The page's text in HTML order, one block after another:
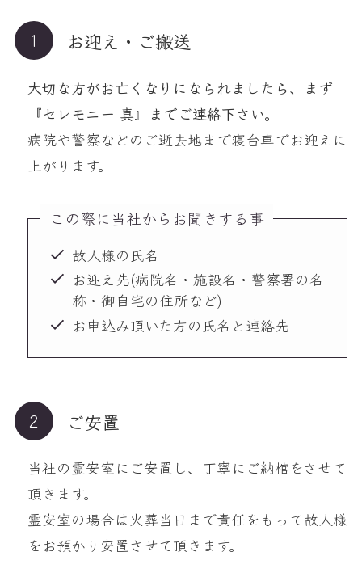
お迎え・ご搬送
大切な方がお亡くなりになられましたら、まず
『セレモニー 真』までご連絡下さい。
病院や警察などのご逝去地まで寝台車でお迎えに
上がります。
この際に当社からお聞きする事
故人様の氏名
お迎え先(病院名・施設名・警察署の名
称・御自宅の住所など)
お申込み頂いた方の氏名と連絡先
ご安置
当社の霊安室にご安置し、丁寧にご納棺をさせて
頂きます。
霊安室の場合は火葬当日まで責任をもって故人様
をお預かり安置させて頂きます。